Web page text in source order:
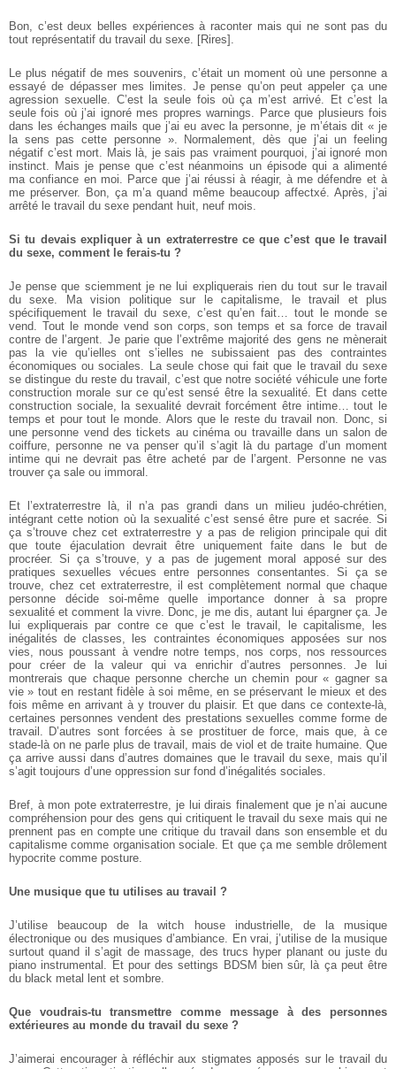
Bon, c’est deux belles expériences à raconter mais qui ne sont pas du
tout représentatif du travail du sexe. [Rires].
Le plus négatif de mes souvenirs, c’était un moment où une personne a
essayé de dépasser mes limites. Je pense qu’on peut appeler ça une
agression sexuelle. C’est la seule fois où ça m’est arrivé. Et c’est la
seule fois où j’ai ignoré mes propres warnings. Parce que plusieurs fois
dans les échanges mails que j’ai eu avec la personne, je m’étais dit « je
la sens pas cette personne ». Normalement, dès que j’ai un feeling
négatif c’est mort. Mais là, je sais pas vraiment pourquoi, j’ai ignoré mon
instinct. Mais je pense que c’est néanmoins un épisode qui a alimenté
ma confiance en moi. Parce que j’ai réussi à réagir, à me défendre et à
me préserver. Bon, ça m’a quand même beaucoup affectxé. Après, j’ai
arrêté le travail du sexe pendant huit, neuf mois.
Si tu devais expliquer à un extraterrestre ce que c’est que le travail
du sexe, comment le ferais-tu ?
Je pense que sciemment je ne lui expliquerais rien du tout sur le travail
du sexe. Ma vision politique sur le capitalisme, le travail et plus
spécifiquement le travail du sexe, c’est qu’en fait… tout le monde se
vend. Tout le monde vend son corps, son temps et sa force de travail
contre de l’argent. Je parie que l’extrême majorité des gens ne mènerait
pas la vie qu’ielles ont s’ielles ne subissaient pas des contraintes
économiques ou sociales. La seule chose qui fait que le travail du sexe
se distingue du reste du travail, c’est que notre société véhicule une forte
construction morale sur ce qu’est sensé être la sexualité. Et dans cette
construction sociale, la sexualité devrait forcément être intime… tout le
temps et pour tout le monde. Alors que le reste du travail non. Donc, si
une personne vend des tickets au cinéma ou travaille dans un salon de
coiffure, personne ne va penser qu’il s’agit là du partage d’un moment
intime qui ne devrait pas être acheté par de l’argent. Personne ne vas
trouver ça sale ou immoral.
Et l’extraterrestre là, il n’a pas grandi dans un milieu judéo-chrétien,
intégrant cette notion où la sexualité c’est sensé être pure et sacrée. Si
ça s’trouve chez cet extraterrestre y a pas de religion principale qui dit
que toute éjaculation devrait être uniquement faite dans le but de
procréer. Si ça s’trouve, y a pas de jugement moral apposé sur des
pratiques sexuelles vécues entre personnes consentantes. Si ça se
trouve, chez cet extraterrestre, il est complètement normal que chaque
personne décide soi-même quelle importance donner à sa propre
sexualité et comment la vivre. Donc, je me dis, autant lui épargner ça. Je
lui expliquerais par contre ce que c’est le travail, le capitalisme, les
inégalités de classes, les contraintes économiques apposées sur nos
vies, nous poussant à vendre notre temps, nos corps, nos ressources
pour créer de la valeur qui va enrichir d’autres personnes. Je lui
montrerais que chaque personne cherche un chemin pour « gagner sa
vie » tout en restant fidèle à soi même, en se préservant le mieux et des
fois même en arrivant à y trouver du plaisir. Et que dans ce contexte-là,
certaines personnes vendent des prestations sexuelles comme forme de
travail. D’autres sont forcées à se prostituer de force, mais que, à ce
stade-là on ne parle plus de travail, mais de viol et de traite humaine. Que
ça arrive aussi dans d’autres domaines que le travail du sexe, mais qu’il
s’agit toujours d’une oppression sur fond d’inégalités sociales.
Bref, à mon pote extraterrestre, je lui dirais finalement que je n’ai aucune
compréhension pour des gens qui critiquent le travail du sexe mais qui ne
prennent pas en compte une critique du travail dans son ensemble et du
capitalisme comme organisation sociale. Et que ça me semble drôlement
hypocrite comme posture.
Une musique que tu utilises au travail ?
J’utilise beaucoup de la witch house industrielle, de la musique
électronique ou des musiques d’ambiance. En vrai, j’utilise de la musique
surtout quand il s’agit de massage, des trucs hyper planant ou juste du
piano instrumental. Et pour des settings BDSM bien sûr, là ça peut être
du black metal lent et sombre.
Que voudrais-tu transmettre comme message à des personnes
extérieures au monde du travail du sexe ?
J’aimerai encourager à réfléchir aux stigmates apposés sur le travail du